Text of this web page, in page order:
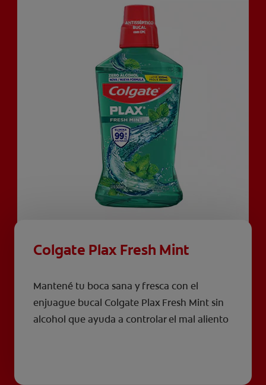
Colgate Plax Fresh Mint
Mantené tu boca sana y fresca con el
enjuague bucal Colgate Plax Fresh Mint sin
alcohol que ayuda a controlar el mal aliento